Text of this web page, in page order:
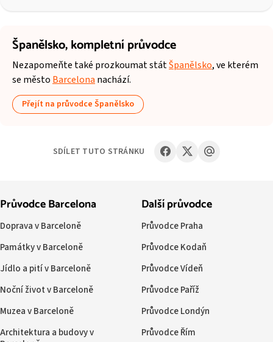
Španělsko,kompletní průvodce
Nezapomeňte také prozkoumat státŠpanělsko, ve kterém
se město Barcelona nachází.
Přejít na průvodce Španělsko
SDÍLET TUTO STRÁNKU
Průvodce Barcelona
Doprava v Barceloně
Památky v Barceloně
Jídlo a pití v Barceloně
Noční život v Barceloně
Muzea v Barceloně
Architektura a budovy v
Další průvodce
Průvodce Praha
Průvodce Kodaň
Průvodce Vídeň
Průvodce Paříž
Průvodce Londýn
Průvodce Řím